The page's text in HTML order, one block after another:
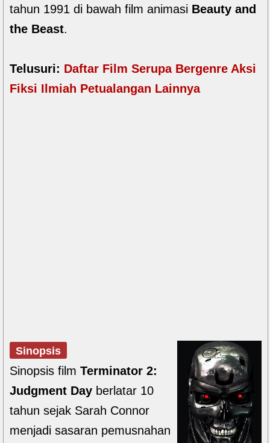
tahun 1991 di bawah film animasi Beauty and
the Beast.
Telusuri: Daftar Film Serupa Bergenre Aksi
Fiksi Ilmiah Petualangan Lainnya
Sinopsis
Sinopsis film Terminator 2:
Judgment Day berlatar 10
tahun sejak Sarah Connor
menjadi sasaran pemusnahan